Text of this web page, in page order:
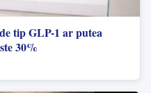
tip GLP-1 ar putea
30%